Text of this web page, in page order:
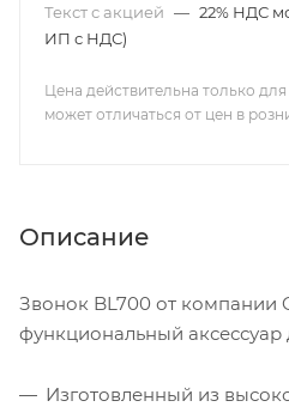
Текст с акцией — 22% НДС
ИП с НДС)
Цена действительна только
может отличаться от цен в
Описание
Звонок BL700 от компании
функциональный
Изготовленный из